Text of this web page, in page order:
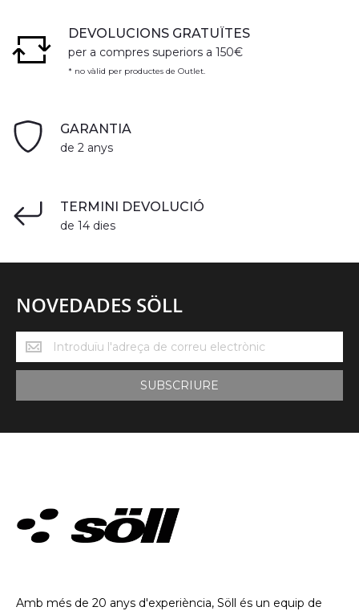
DEVOLUCIONS GRATUÏTES
per a compres superiors a 150€
* no vàlid per productes de Outlet.
GARANTIA
de 2 anys
TERMINI DEVOLUCIÓ
de 14 dies
NOVEDADES SÖLL
Novedades
Söll
SUBSCRIURE
Amb més de 20 anys d'experiència, Söll és un equip de